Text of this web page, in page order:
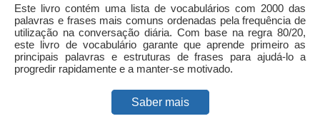
Este livro contém uma lista de vocabulários com 2000 das
palavras e frases mais comuns ordenadas pela frequência de
utilização na conversação diária. Com base na regra 80/20,
este livro de vocabulário garante que aprende primeiro as
principais palavras e estruturas de frases para ajudá-lo a
progredir rapidamente e a manter-se motivado.
Saber mais